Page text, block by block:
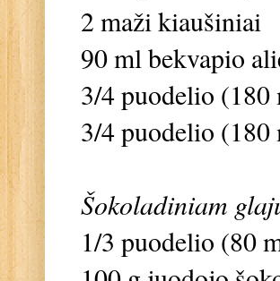
2 maži kiaušiniai
90 ml bekvapio
3/4 puodelio (180
3/4 puodelio (180
Šokoladiniam
1/3 puodelio (80